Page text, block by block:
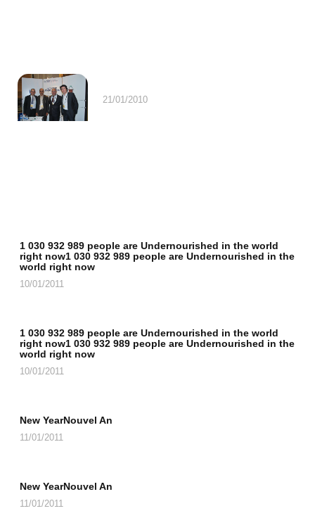
21/01/2010
1 030 932 989 people are Undernourished in the world
right now1 030 932 989 people are Undernourished in the
world right now
10/01/2011
1 030 932 989 people are Undernourished in the world
right now1 030 932 989 people are Undernourished in the
world right now
10/01/2011
New YearNouvel An
11/01/2011
New YearNouvel An
11/01/2011